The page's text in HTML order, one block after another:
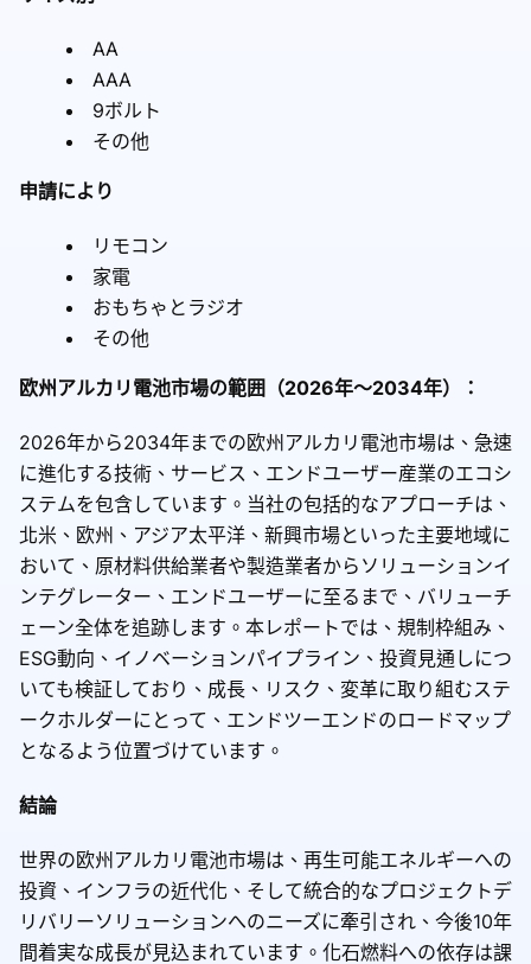
AA
AAA
9ボルト
その他
申請により
リモコン
家電
おもちゃとラジオ
その他
欧州アルカリ電池市場の範囲（2026年～2034年）：
2026年から2034年までの欧州アルカリ電池市場は、急速
に進化する技術、サービス、エンドユーザー産業のエコシ
ステムを包含しています。当社の包括的なアプローチは、
北米、欧州、アジア太平洋、新興市場といった主要地域に
おいて、原材料供給業者や製造業者からソリューションイ
ンテグレーター、エンドユーザーに至るまで、バリューチ
ェーン全体を追跡します。本レポートでは、規制枠組み、
ESG動向、イノベーションパイプライン、投資見通しにつ
いても検証しており、成長、リスク、変革に取り組むステ
ークホルダーにとって、エンドツーエンドのロードマップ
となるよう位置づけています。
結論
世界の欧州アルカリ電池市場は、再生可能エネルギーへの
投資、インフラの近代化、そして統合的なプロジェクトデ
リバリーソリューションへのニーズに牽引され、今後10年
間着実な成長が見込まれています。化石燃料への依存は課